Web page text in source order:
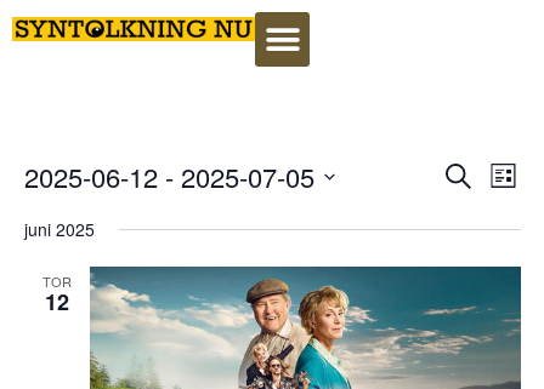
and
Search
Lista
2025-06-12 - 2025-07-05
date.
juni 2025
TOR
12